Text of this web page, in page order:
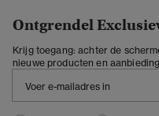
Ontgrendel
Krijg toegang: achter de
nieuwe producten en